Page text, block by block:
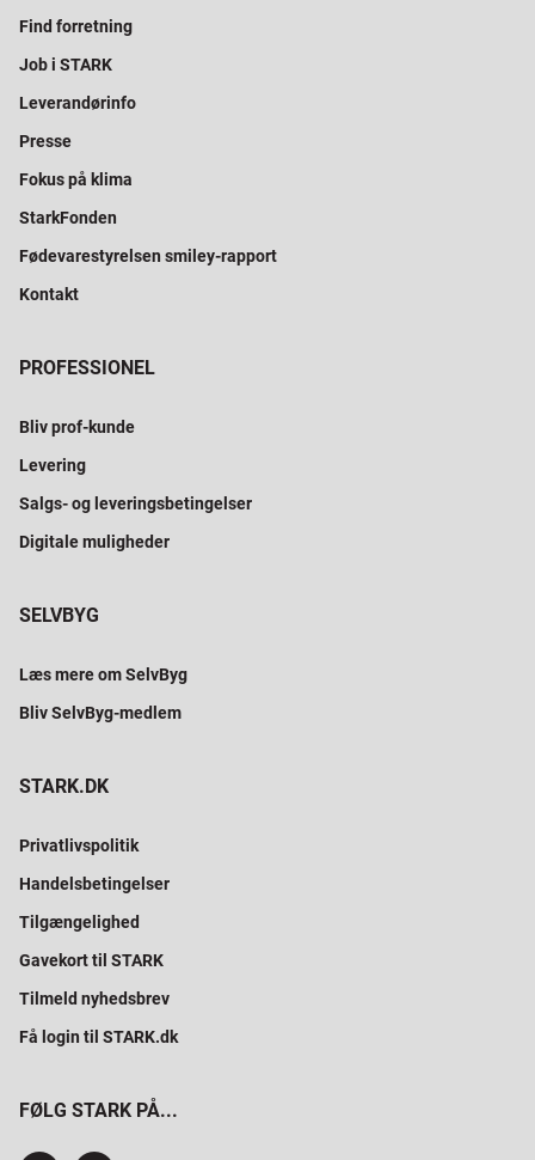
Find forretning
Job i STARK
Leverandørinfo
Presse
Fokus på klima
StarkFonden
Fødevarestyrelsen smiley-rapport
Kontakt
PROFESSIONEL
Bliv prof-kunde
Levering
Salgs- og leveringsbetingelser
Digitale muligheder
SELVBYG
Læs mere om SelvByg
Bliv SelvByg-medlem
STARK.DK
Privatlivspolitik
Handelsbetingelser
Tilgængelighed
Gavekort til STARK
Tilmeld nyhedsbrev
Få login til STARK.dk
FØLG STARK PÅ...